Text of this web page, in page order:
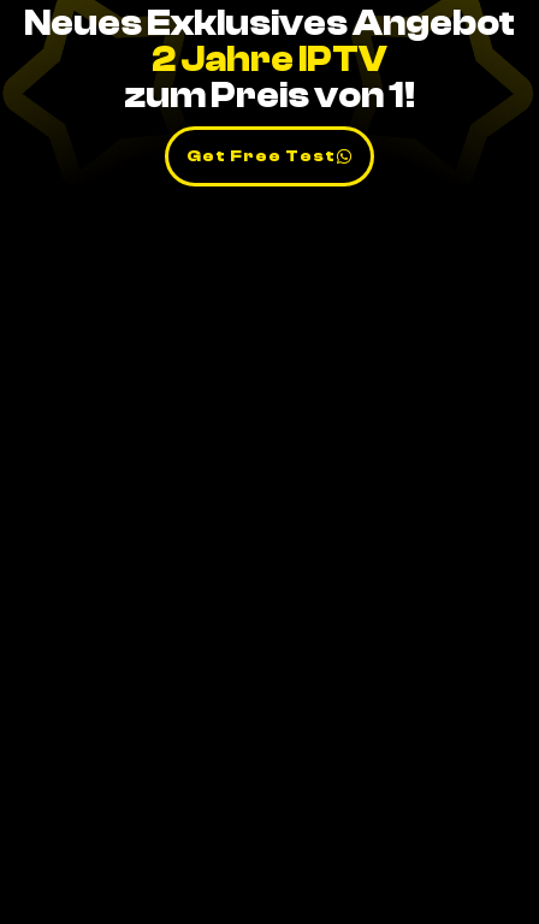
Neues Exklusives Angebot
2 Jahre IPTV
zum Preis von 1!
Get Free Test